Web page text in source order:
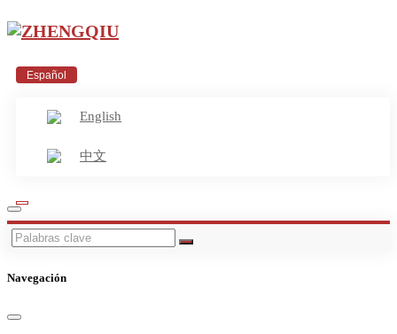
Español
English
中文
Navegación